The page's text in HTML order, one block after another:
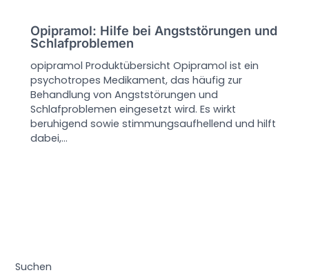
Opipramol: Hilfe bei Angststörungen und
Schlafproblemen
opipramol Produktübersicht Opipramol ist ein
psychotropes Medikament, das häufig zur
Behandlung von Angststörungen und
Schlafproblemen eingesetzt wird. Es wirkt
beruhigend sowie stimmungsaufhellend und hilft
dabei,…
Suchen